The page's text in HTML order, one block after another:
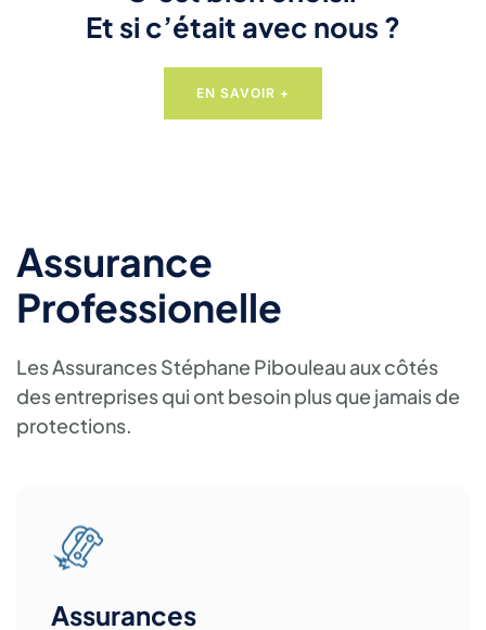
Et si c’était avec nous ?
EN SAVOIR +
Assurance
Professionelle
Les Assurances Stéphane Pibouleau aux côtés
des entreprises qui ont besoin plus que jamais de
protections.
Assurances